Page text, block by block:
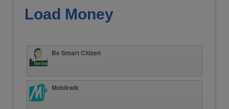
Load Money
Be Smart Citizen
Mobikwik